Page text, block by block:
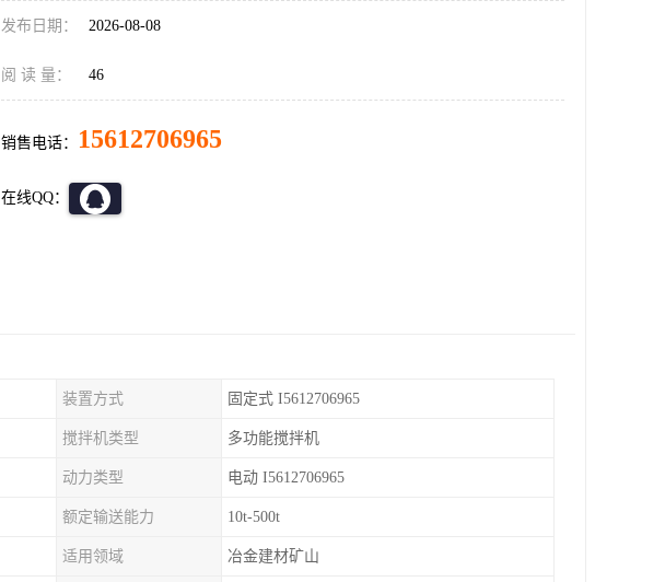
发布日期： 2026-08-08
阅 读 量： 46
销售电话： 15612706965
在线QQ：
装置方式 固定式 I5612706965
搅拌机类型 多功能搅拌机
动力类型 电动 I5612706965
额定输送能力 10t-500t
适用领域 冶金建材矿山